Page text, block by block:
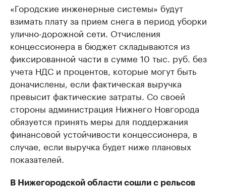
«Городские инженерные системы» будут
взимать плату за прием снега в период уборки
улично-дорожной сети. Отчисления
концессионера в бюджет складываются из
фиксированной части в сумме 10 тыс. руб. без
учета НДС и процентов, которые могут быть
доначислены, если фактическая выручка
превысит фактические затраты. Со своей
стороны администрация Нижнего Новгорода
обязуется принять меры для поддержания
финансовой устойчивости концессионера, в
случае, если выручка будет ниже плановых
показателей.
В Нижегородской области сошли с рельсов